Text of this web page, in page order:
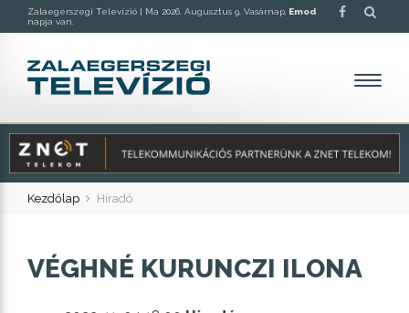
Zalaegerszegi Televízió | Ma 2026. Augusztus 9. Vasárnap, Emod
napja van.
Kezdőlap Híradó
VÉGHNÉ KURUNCZI ILONA